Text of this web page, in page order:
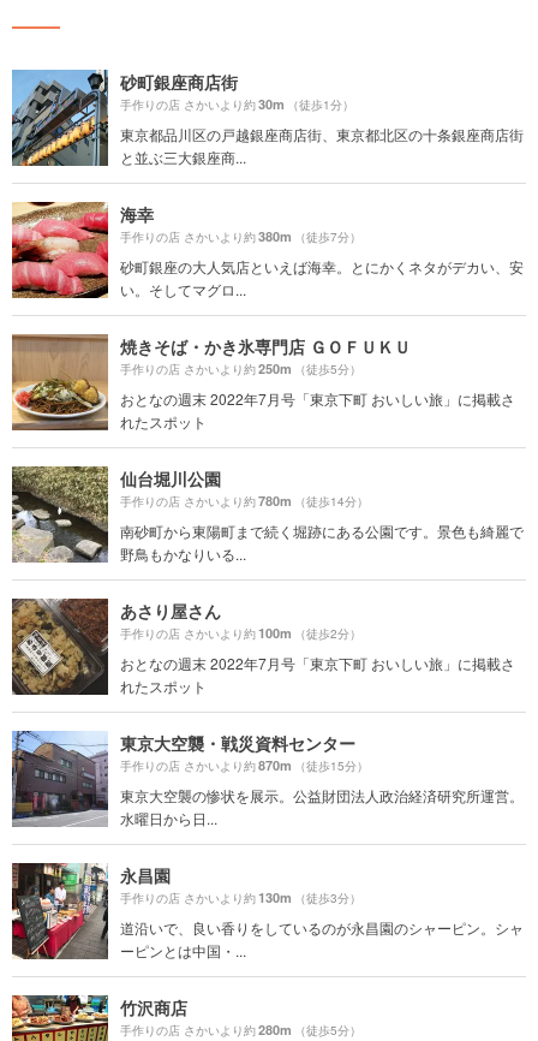
砂町銀座商店街
手作りの店 さかいより約30m （徒歩1分）
東京都品川区の戸越銀座商店街、東京都北区の十条銀座商店街
と並ぶ三大銀座商...
海幸
手作りの店 さかいより約380m （徒歩7分）
砂町銀座の大人気店といえば海幸。とにかくネタがデカい、安
い。そしてマグロ...
焼きそば・かき氷専門店 ＧＯＦＵＫＵ
手作りの店 さかいより約250m （徒歩5分）
おとなの週末 2022年7月号「東京下町 おいしい旅」に掲載さ
れたスポット
仙台堀川公園
手作りの店 さかいより約780m （徒歩14分）
南砂町から東陽町まで続く堀跡にある公園です。景色も綺麗で
野鳥もかなりいる...
あさり屋さん
手作りの店 さかいより約100m （徒歩2分）
おとなの週末 2022年7月号「東京下町 おいしい旅」に掲載さ
れたスポット
東京大空襲・戦災資料センター
手作りの店 さかいより約870m （徒歩15分）
東京大空襲の惨状を展示。公益財団法人政治経済研究所運営。
水曜日から日...
永昌園
手作りの店 さかいより約130m （徒歩3分）
道沿いで、良い香りをしているのが永昌園のシャーピン。シャ
ーピンとは中国・...
竹沢商店
手作りの店 さかいより約280m （徒歩5分）